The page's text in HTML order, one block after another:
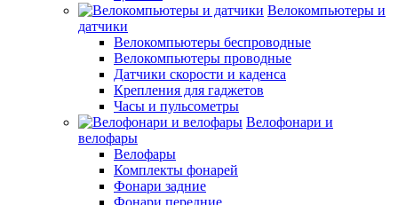
Велокомпьютеры и
датчики
Велокомпьютеры беспроводные
Велокомпьютеры проводные
Датчики скорости и каденса
Крепления для гаджетов
Часы и пульсометры
Велофонари и
велофары
Велофары
Комплекты фонарей
Фонари задние